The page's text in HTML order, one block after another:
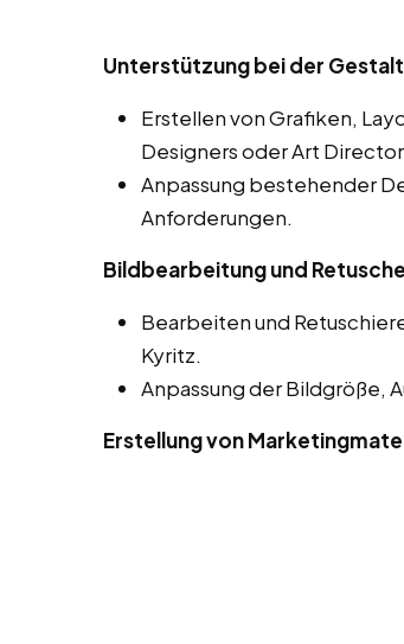
Unterstützung bei der
Erstellen von Grafiken,
Designers oder Art
Anpassung bestehender
Anforderungen.
Bildbearbeitung und Retusche
Bearbeiten und
Kyritz.
Anpassung der Bildgröße,
Erstellung von